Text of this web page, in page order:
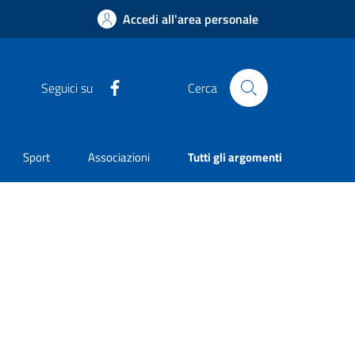
Accedi all'area personale
Seguici su Cerca
Sport Associazioni Tutti gli argomenti